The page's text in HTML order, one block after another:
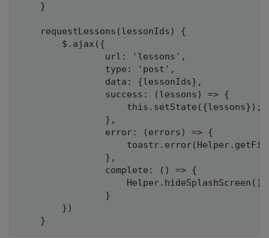
    }
    requestLessons(lessonIds) {
        $.ajax({
                url: 'lessons',
                type: 'post',
                data: {lessonIds},
                success: (lessons) => {
                    this.setState({lessons});
                },
                error: (errors) => {
                },
                complete: () => {
                    Helper.hideSplashScreen();
                }
        })